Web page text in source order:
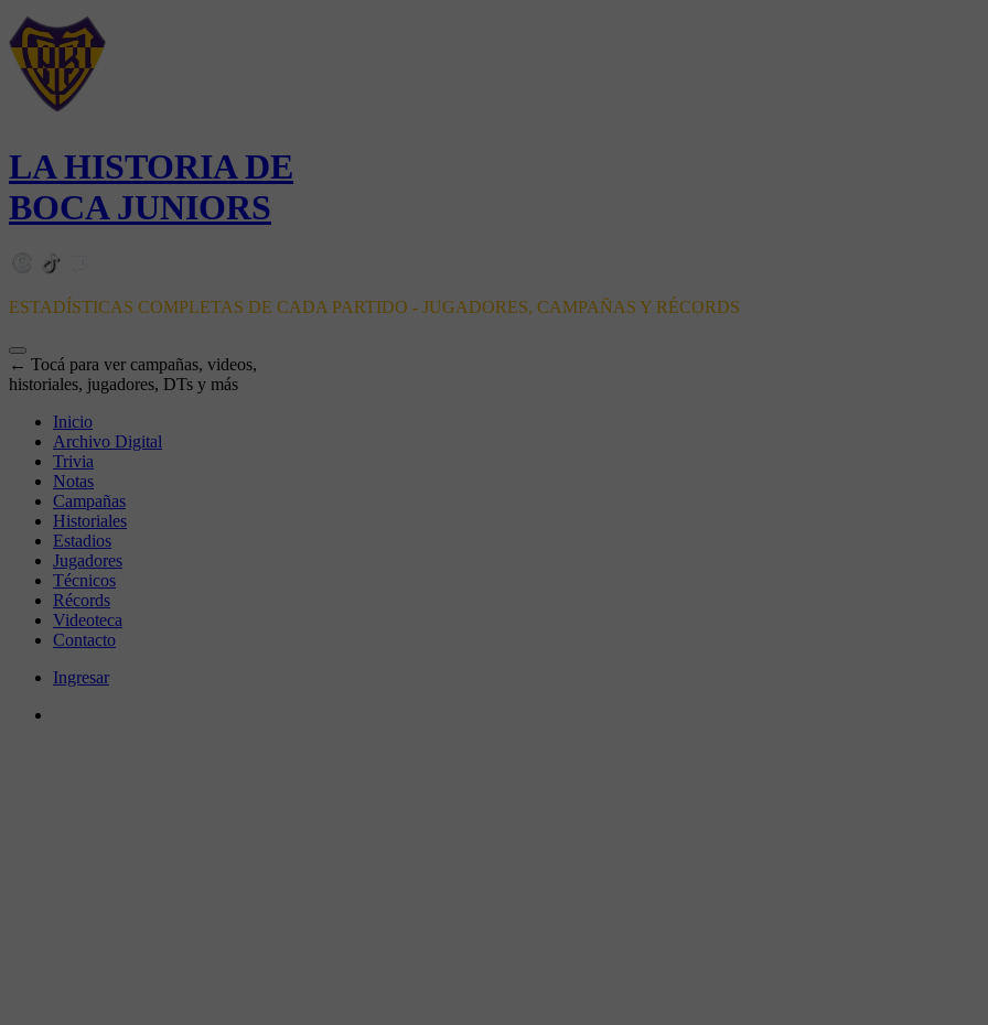
LA HISTORIA DE
BOCA JUNIORS
ESTADÍSTICAS COMPLETAS DE CADA PARTIDO - JUGADORES, CAMPAÑAS Y RÉCORDS
← Tocá para ver campañas, videos,
historiales, jugadores, DTs y más
Inicio
Archivo Digital
Trivia
Notas
Campañas
Historiales
Estadios
Jugadores
Técnicos
Récords
Videoteca
Contacto
Ingresar